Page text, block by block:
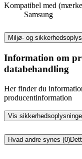
Kompatibel med
Samsung
Miljø- og
Information om
databehandling
Her finder du
producentinformation
Vis
Hvad andre synes (0)